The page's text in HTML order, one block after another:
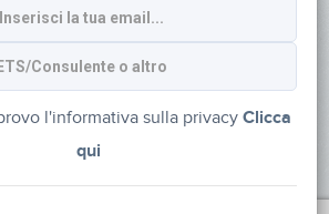
CONTATTI
Lepetit 8/10 – 20124 Milano
+39 02 47924880
l'informativa sulla privacyClicca
qui